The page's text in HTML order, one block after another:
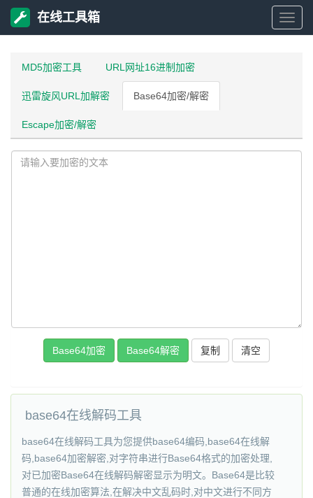
在
在线工具箱
MD5加密工具 URL网址16进制加密
迅雷旋风URL加解密 Base64加密/解密
Escape加密/解密
复制
base64在线解码工具
base64在线解码工具为您提供base64编码,base64在线解
码,base64加密解密,对字符串进行Base64格式的加密处理,
对已加密Base64在线解码解密显示为明文。Base64是比较
普通的在线加密算法,在解决中文乱码时,对中文进行不同方